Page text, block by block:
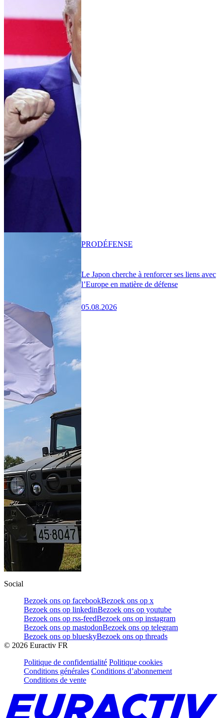
Le Japon cherche à renforcer ses liens avec
l’Europe en matière de défense
05.08.2026
PRODÉFENSE
Social
Bezoek ons op facebookBezoek ons op x
Bezoek ons op linkedinBezoek ons op youtube
Bezoek ons op rss-feedBezoek ons op instagram
Bezoek ons op mastodonBezoek ons op telegram
Bezoek ons op blueskyBezoek ons op threads
© 2026 Euractiv FR
Politique de confidentialité Politique cookies
Conditions générales Conditions d’abonnement
Conditions de vente